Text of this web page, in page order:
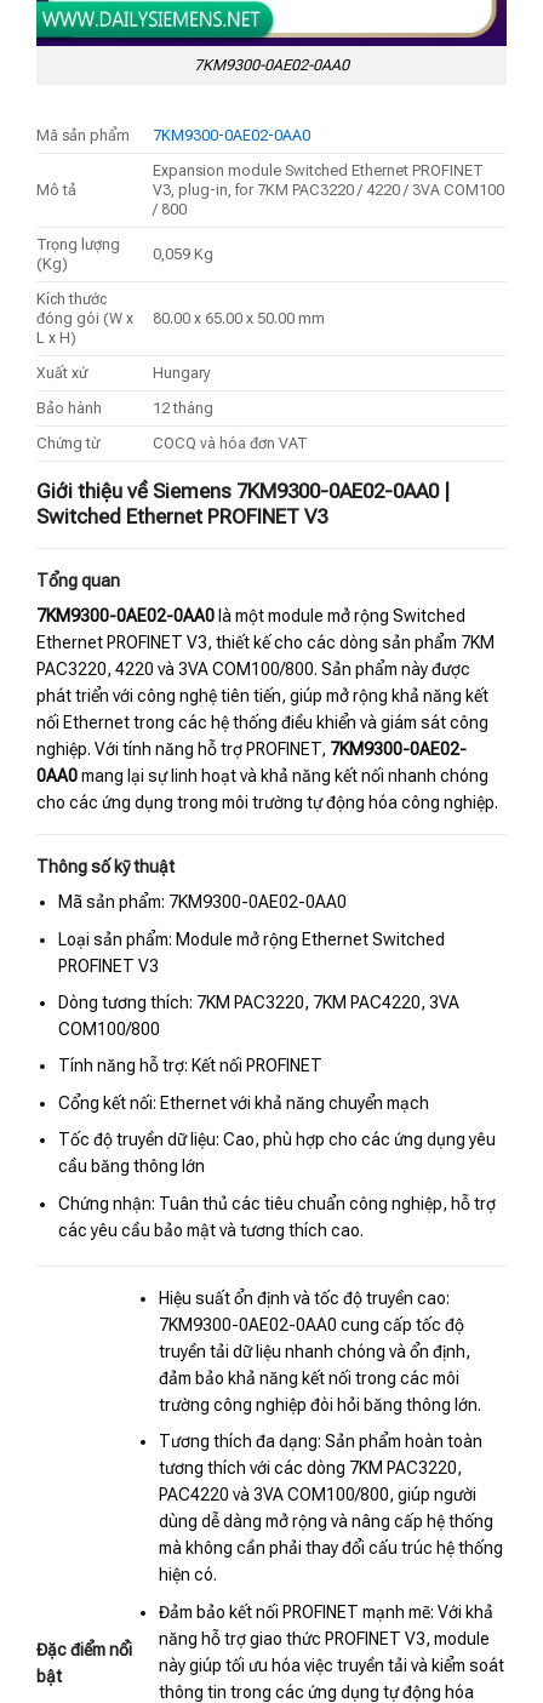
7KM9300-0AE02-0AA0
Mã sản phẩm 7KM9300-0AE02-0AA0
Mô tả
Expansion module Switched Ethernet PROFINET
V3, plug-in, for 7KM PAC3220 / 4220 / 3VA COM100
/ 800
Trọng lượng
(Kg)
0,059 Kg
Kích thước
đóng gói (W x
L x H)
80.00 x 65.00 x 50.00 mm
Xuất xứ
Hungary
Bảo hành
12 tháng
Chứng từ
COCQ và hóa đơn VAT
Giới thiệu về Siemens 7KM9300-0AE02-0AA0 |
Switched Ethernet PROFINET V3
Tổng quan
7KM9300-0AE02-0AA0 là một module mở rộng Switched
Ethernet PROFINET V3, thiết kế cho các dòng sản phẩm 7KM
PAC3220, 4220 và 3VA COM100/800. Sản phẩm này được
phát triển với công nghệ tiên tiến, giúp mở rộng khả năng kết
nối Ethernet trong các hệ thống điều khiển và giám sát công
nghiệp. Với tính năng hỗ trợ PROFINET, 7KM9300-0AE02-
0AA0mang lại sự linh hoạt và khả năng kết nối nhanh chóng
cho các ứng dụng trong môi trường tự động hóa công nghiệp.
Thông số kỹ thuật
Mã sản phẩm: 7KM9300-0AE02-0AA0
Loại sản phẩm: Module mở rộng Ethernet Switched
PROFINET V3
Dòng tương thích: 7KM PAC3220, 7KM PAC4220, 3VA
COM100/800
Tính năng hỗ trợ: Kết nối PROFINET
Cổng kết nối: Ethernet với khả năng chuyển mạch
Tốc độ truyền dữ liệu: Cao, phù hợp cho các ứng dụng yêu
cầu băng thông lớn
Chứng nhận: Tuân thủ các tiêu chuẩn công nghiệp, hỗ trợ
các yêu cầu bảo mật và tương thích cao.
Đặc điểm nổi
bật
Hiệu suất ổn định và tốc độ truyền cao:
7KM9300-0AE02-0AA0 cung cấp tốc độ
truyền tải dữ liệu nhanh chóng và ổn định,
đảm bảo khả năng kết nối trong các môi
trường công nghiệp đòi hỏi băng thông lớn.
Tương thích đa dạng: Sản phẩm hoàn toàn
tương thích với các dòng 7KM PAC3220,
PAC4220 và 3VA COM100/800, giúp người
dùng dễ dàng mở rộng và nâng cấp hệ thống
mà không cần phải thay đổi cấu trúc hệ thống
hiện có.
Đảm bảo kết nối PROFINET mạnh mẽ: Với khả
năng hỗ trợ giao thức PROFINET V3, module
này giúp tối ưu hóa việc truyền tải và kiểm soát
thông tin trong các ứng dụng tự động hóa